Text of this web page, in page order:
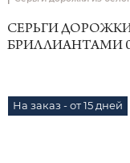
СЕРЬГИ
БРИЛЛИАНТАМИ
На заказ - от 15 дней